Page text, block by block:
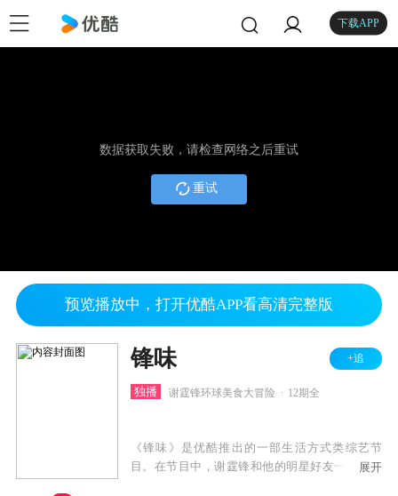
下载APP
数据获取失败，请检查网络之后重试
重试
预览播放中，打开优酷APP看高清完整版
锋味 +追
独播 谢霆锋环球美食大冒险 12期全
《锋味》是优酷推出的一部生活方式类综艺节
目。在节目中，谢霆锋和他的明星好友一起接受
展开